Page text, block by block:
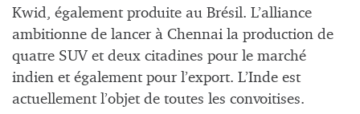
Kwid, également produite au Brésil. L’alliance
ambitionne de lancer à Chennai la production de
quatre SUV et deux citadines pour le marché
indien et également pour l’export. L’Inde est
actuellement l’objet de toutes les convoitises.